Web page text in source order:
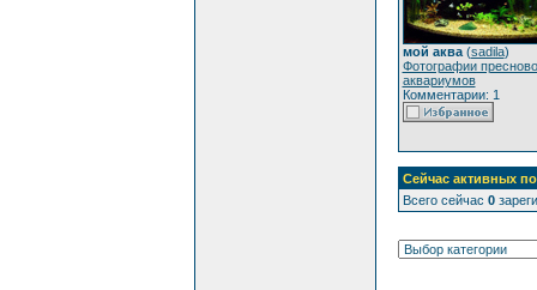
мой аква(sadila)
Фотографии
аквариумов
Комментарии: 1
Сейчас активных
Всего сейчас 0